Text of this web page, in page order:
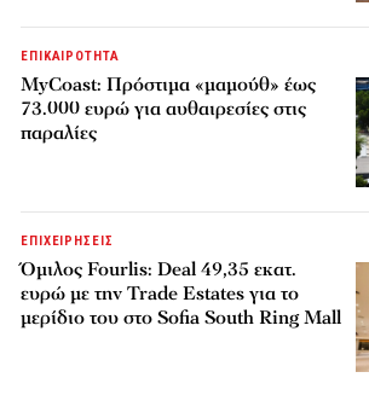
ΕΠΙΚΑΙΡΟΤΗΤΑ
MyCoast: Πρόστιμα «μαμούθ» έως
73.000 ευρώ για αυθαιρεσίες στις
παραλίες
ΕΠΙΧΕΙΡΗΣΕΙΣ
Όμιλος Fourlis: Deal 49,35 εκατ.
ευρώ με την Trade Estates για το
μερίδιο του στο Sofia South Ring Mall